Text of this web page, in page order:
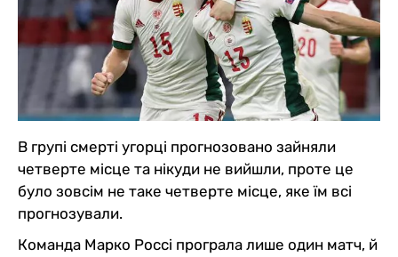
В групі смерті угорці прогнозовано зайняли
четверте місце та нікуди не вийшли, проте це
було зовсім не таке четверте місце, яке їм всі
прогнозували.
Команда Марко Россі програла лише один матч, й